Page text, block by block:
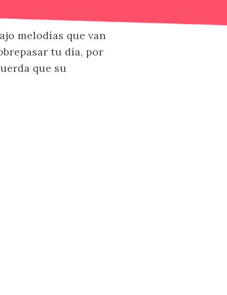
melodías que van
tu día, por
que su